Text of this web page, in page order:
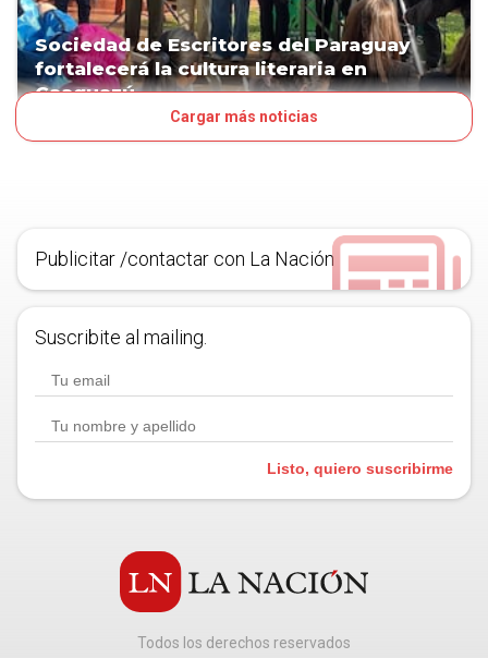
Sociedad de Escritores del Paraguay
fortalecerá la cultura literaria en
Caaguazú
Cargar más noticias
Publicitar /contactar con La Nación
Suscribite al mailing.
Listo, quiero suscribirme
Todos los derechos reservados